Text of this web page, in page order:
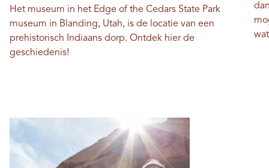
Het museum in het Edge of the Cedars State Park
museum in Blanding, Utah, is de locatie van een
prehistorisch Indiaans dorp. Ontdek hier de
geschiedenis!